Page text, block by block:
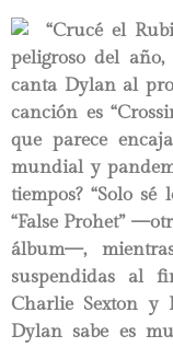
“Crucé el
peligroso del
canta Dylan al
canción es
que parece
mundial y
tiempos? “Solo
“False Prohet”
álbum—,
suspendidas al
Charlie Sexton y
Dylan sabe es